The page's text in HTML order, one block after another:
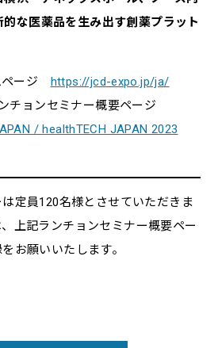
的な医薬品を生み出す創薬プラット
ページ https://jcd-expo.jp/ja/
チョンセミナー概要ページ
/ healthTECH JAPAN 2023
定員120名様とさせていただきま
上記ランチョンセミナー概要ペー
お願いいたします。